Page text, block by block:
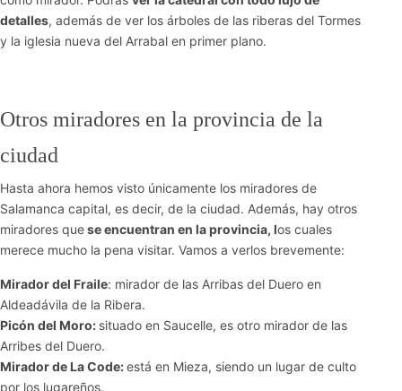
detalles, además de ver los árboles de las riberas del Tormes
y la iglesia nueva del Arrabal en primer plano.
Otros miradores en la provincia de la
ciudad
Hasta ahora hemos visto únicamente los miradores de
Salamanca capital, es decir, de la ciudad. Además, hay otros
miradores quese encuentran en la provincia, los cuales
merece mucho la pena visitar. Vamos a verlos brevemente:
Mirador del Fraile: mirador de las Arribas del Duero en
Aldeadávila de la Ribera.
Picón del Moro: situado en Saucelle, es otro mirador de las
Arribes del Duero.
Mirador de La Code:está en Mieza, siendo un lugar de culto
por los lugareños.